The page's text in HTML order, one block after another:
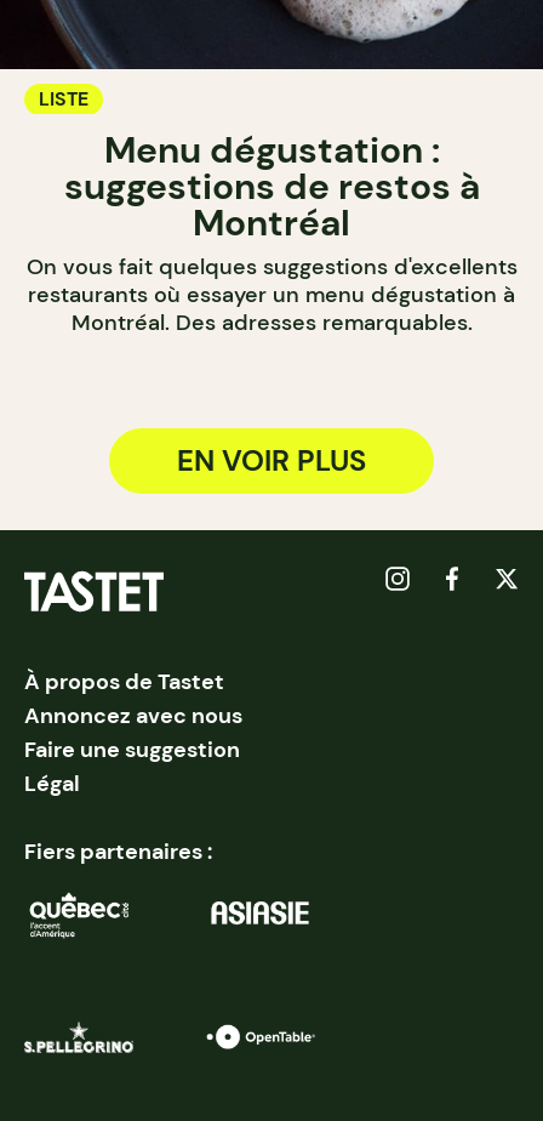
LISTE
Menu dégustation :
suggestions de restos à
Montréal
On vous fait quelques suggestions d'excellents
restaurants où essayer un menu dégustation à
Montréal. Des adresses remarquables.
EN VOIR PLUS
À propos de Tastet
Annoncez avec nous
Faire une suggestion
Légal
Fiers partenaires :